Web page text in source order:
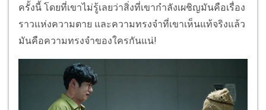
ครั้งนี้ โดยที่เขาไม่รู้เลยว่าสิ่งที่เขากำลังเผชิญมันคือเรื่อง
ราวแห่งความตาย และความทรงจำที่เขาเห็นแท้จริงแล้ว
มันคือความทรงจำของใครกันแน่!